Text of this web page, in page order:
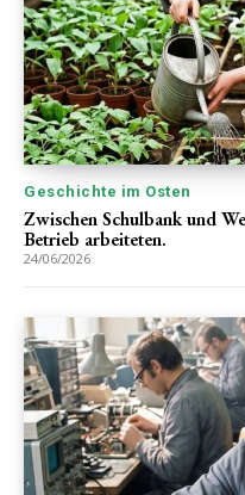
Geschichte im Osten
Zwischen Schulbank und
Betrieb arbeiteten.
24/06/2026